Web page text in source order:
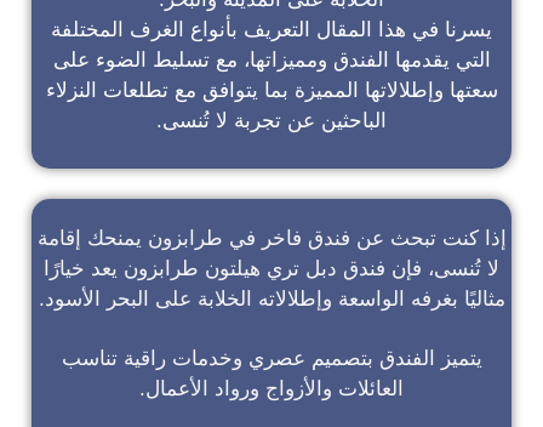
يسرنا في هذا المقال التعريف بأنواع الغرف المختلفة
التي يقدمها الفندق ومميزاتها، مع تسليط الضوء على
سعتها وإطلالاتها المميزة بما يتوافق مع تطلعات النزلاء
الباحثين عن تجربة لا تُنسى.
إذا كنت تبحث عن فندق فاخر في طرابزون يمنحك إقامة
لا تُنسى، فإن فندق دبل تري هيلتون طرابزون يعد خيارًا
مثاليًا بغرفه الواسعة وإطلالاته الخلابة على البحر الأسود.
يتميز الفندق بتصميم عصري وخدمات راقية تناسب
العائلات والأزواج ورواد الأعمال.